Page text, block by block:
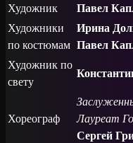
Художник
Павел
Художники
по костюмам
Ирина
Павел
Художник по
свету
Хореограф
Лауреат
Сергей